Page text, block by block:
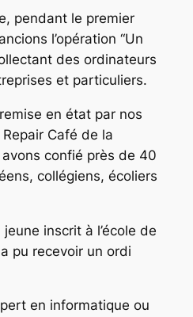
pendant le premier
l’opération “Un
des ordinateurs
et particuliers.
en état par nos
Café de la
confié près de 40
collégiens, écoliers
jeune inscrit à l’école de
pu recevoir un ordi
en informatique ou